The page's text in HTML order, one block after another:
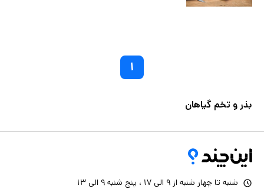
۱
بذر و تخم گیاهان
شنبه تا چهار شنبه از ۹ الی ۱۷ ، پنج شنبه ۹ الی ۱۳